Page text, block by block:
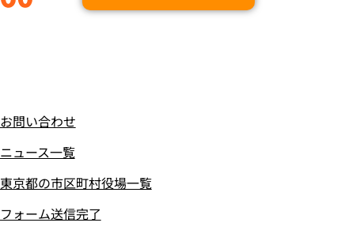
お問い合わせ
ニュース一覧
東京都の市区町村役場一覧
フォーム送信完了